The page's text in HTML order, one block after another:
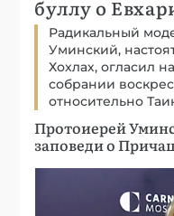
буллу о
Радикальный
Уминский,
Хохлах, огласил
собрании
относительно
Протоиерей
заповеди о